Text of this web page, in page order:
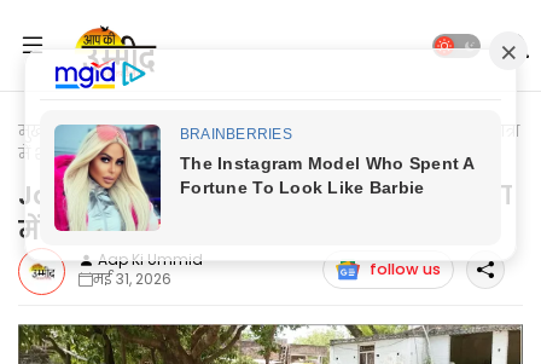
मुख्यपृष्ठ Jaunpur News
Jaunpur News: सत्संग व जनजागरण यात्रा
में शाकाहार अपनाने की अपील
Jaunpur News: सत्संग व जनजागरण यात्रा
में शाकाहार अपनाने की अपील
Aap Ki Ummid
मई 31, 2026
follow us